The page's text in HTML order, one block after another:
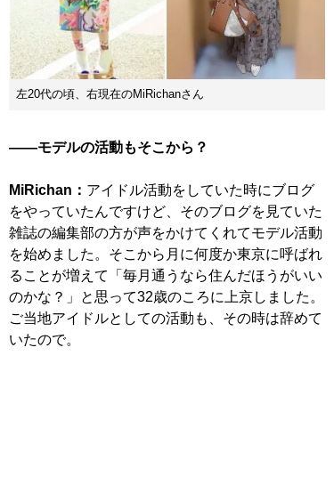
左20代の頃、右現在のMiRichanさん
――モデルの活動もそこから？
MiRichan： アイドル活動をしていた時にブログ
をやっていたんですけど、そのブログを見ていた
雑誌の編集部の方が声をかけてくれてモデル活動
を始めました。そこから月に何度か東京に呼ばれ
ることが増えて「毎月通うなら住んだほうがいい
のかな？」と思って32歳のころに上京しました。
ご当地アイドルとしての活動も、その時は辞めて
いたので。